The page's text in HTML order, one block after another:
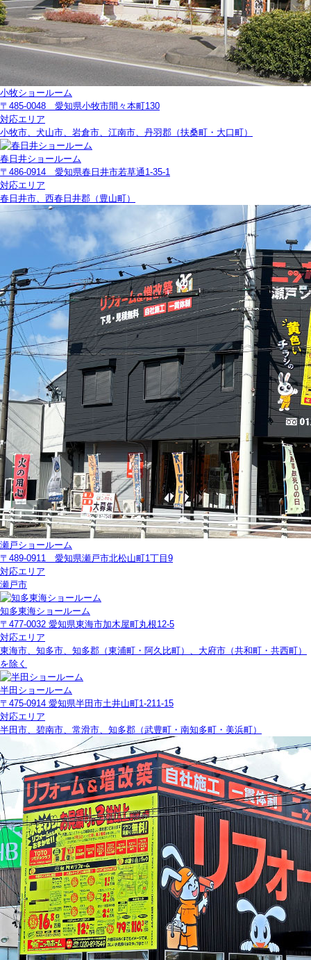
小牧ショールーム
〒485-0048 愛知県小牧市間々本町130
対応エリア
小牧市、犬山市、岩倉市、江南市、丹羽郡（扶桑町・大口町）
春日井ショールーム
〒486-0914 愛知県春日井市若草通1-35-1
対応エリア
春日井市、西春日井郡（豊山町）
瀬戸ショールーム
〒489-0911 愛知県瀬戸市北松山町1丁目9
対応エリア
瀬戸市
知多東海ショールーム
〒477-0032 愛知県東海市加木屋町丸根12-5
対応エリア
東海市、知多市、知多郡（東浦町・阿久比町）、大府市（共和町・共西町）
を除く
半田ショールーム
〒475-0914 愛知県半田市土井山町1-211-15
対応エリア
半田市、碧南市、常滑市、知多郡（武豊町・南知多町・美浜町）